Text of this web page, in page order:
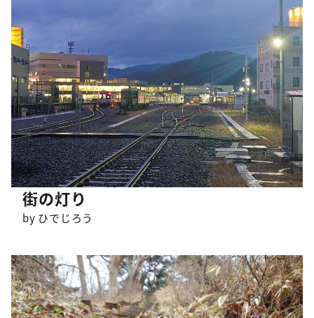
街の灯り
by ひでじろう